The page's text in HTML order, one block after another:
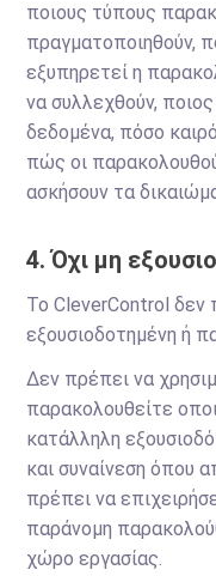
ποιους τύπους
πραγματοποιηθούν,
εξυπηρετεί η
να συλλεχθούν,
δεδομένα, πόσο
πώς οι
ασκήσουν τα
4. Όχι μη
Το CleverControl δεν
εξουσιοδοτημένη ή
Δεν πρέπει να
παρακολουθείτε
κατάλληλη
και συναίνεση όπου
πρέπει να
παράνομη
χώρο εργασίας.